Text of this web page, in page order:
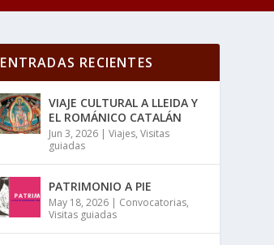
ENTRADAS RECIENTES
VIAJE CULTURAL A LLEIDA Y
EL ROMÁNICO CATALÁN
Jun 3, 2026 |Viajes,Visitas
guiadas
PATRIMONIO A PIE
May 18, 2026 | Convocatorias,
Visitas guiadas